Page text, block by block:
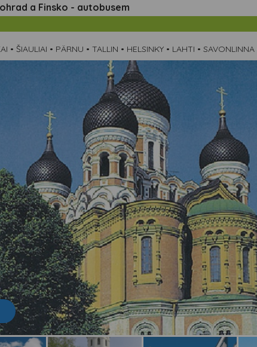
a Finsko - autobusem
• ŠIAULIAI • PÄRNU • TALLIN • HELSINKY • LAHTI •